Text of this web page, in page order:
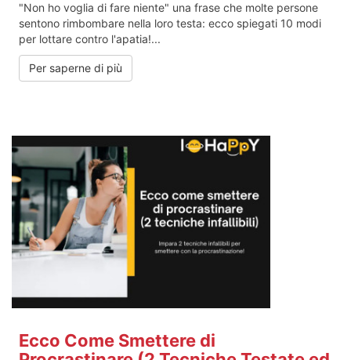
"Non ho voglia di fare niente" una frase che molte persone
sentono rimbombare nella loro testa: ecco spiegati 10 modi
per lottare contro l'apatia!...
Per saperne di più
Ecco Come Smettere di